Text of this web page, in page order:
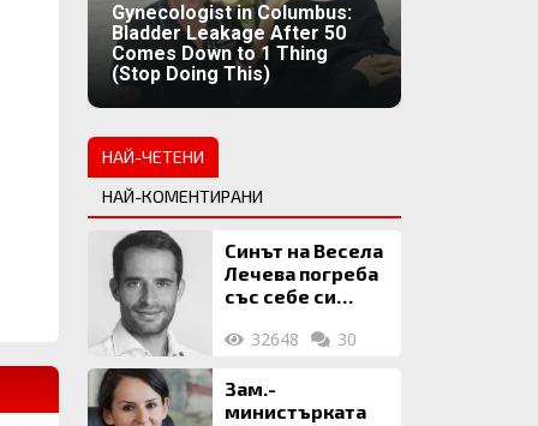
Gynecologist in Columbus:
Bladder Leakage After 50
Comes Down to 1 Thing
(Stop Doing This)
НАЙ-ЧЕТЕНИ
НАЙ-КОМЕНТИРАНИ
Синът на Весела
Лечева погреба
със себе си
млн. евро
32648 30
Зам.-
министърката